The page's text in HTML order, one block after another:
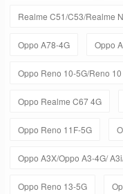
Realme C51/C53/Realme
Oppo A78-4G Oppo
Oppo Reno 10-5G/Reno
Oppo Realme C67 4G
Oppo Reno 11F-5G
Oppo A3X/Oppo A3-4G/
Oppo Reno 13-5G